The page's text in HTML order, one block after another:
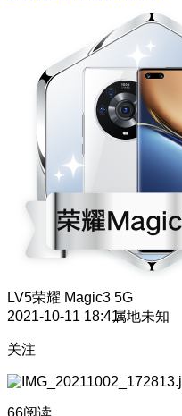
LV5荣耀 Magic3 5G
2021-10-11 18:41属地未知
关注
66阅读